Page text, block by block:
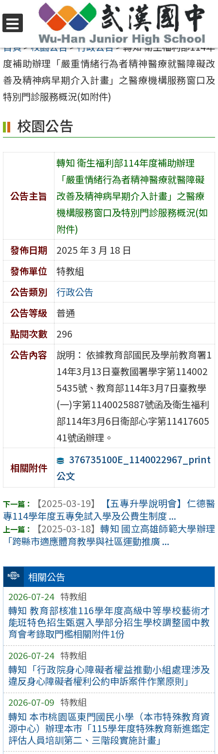
至
要
內
容
選
單
首頁>校園公告>行政公告>轉知 衛生福利部114年
度補助辦理「嚴重情緒行為者精神醫療就醫障礙改
善及精神病早期介入計畫」之醫療機構服務窗口及
特別門診服務概況(如附件)
相關公告
2026-07-24 特教組
轉知 教育部核准116學年度高級中等學校藝術才
能班特色招生甄選入學部分招生學校調整國中教
育會考錄取門檻相關附件1份
2026-07-24 特教組
轉知「行政院身心障礙者權益推動小組處理涉及
違反身心障礙者權利公約申訴案件作業原則」
2026-07-09 特教組
轉知 本市桃園區東門國民小學（本市特殊教育資
源中心）辦理本市「115學年度特殊教育新進鑑定
評估人員培訓第二、三階段實施計畫」
校園公告
公告主旨
轉知 衛生福利部114年度補助辦理
「嚴重情緒行為者精神醫療就醫障礙
改善及精神病早期介入計畫」之醫療
機構服務窗口及特別門診服務概況(如
附件)
發佈日期
2025 年 3 月 18 日
發佈單位
特教組
公告類別
行政公告
公告等級
普通
點閱次數
296
公告內容
說明： 依據教育部國民及學前教育署1
14年3月13日臺教國署學字第114002
5435號、教育部114年3月7日臺教學
(一)字第1140025887號函及衛生福利
部114年3月6日衛部心字第11417605
41號函辦理。
相關附件
376735100E_1140022967_print
公文
【2025-03-19】
【五專升學說明會】仁德醫
專114學年度五專免試入學及公費生制度 ...
【2025-03-18】 轉知 國立高雄師範大學辦理
「跨縣市適應體育教學與社區運動推廣 ...